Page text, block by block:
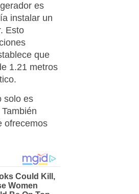
es
instalar un
Esto
que
1.21 metros
solo es
ofrecemos